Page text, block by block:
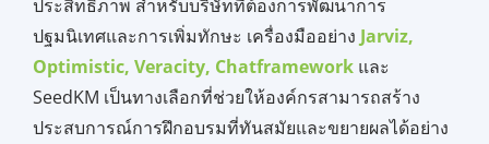
ประสิทธิภาพ สำหรับบริษัทที่ต้องการพัฒนาการ
ปฐมนิเทศและการเพิ่มทักษะ เครื่องมืออย่าง Jarviz,
Optimistic, Veracity, Chatframework และ
SeedKM เป็นทางเลือกที่ช่วยให้องค์กรสามารถสร้าง
ประสบการณ์การฝึกอบรมที่ทันสมัยและขยายผลได้อย่าง